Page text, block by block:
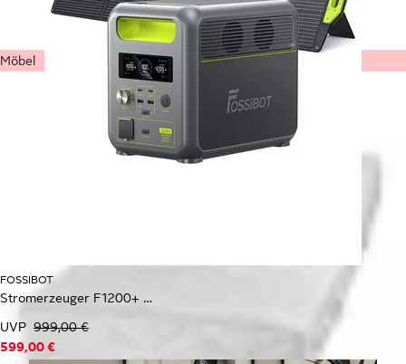
FOSSIBOT
Stromerzeuger F1200+ SP200 Solar Panel
UVP 999,00 €
599,00 €
Möbel